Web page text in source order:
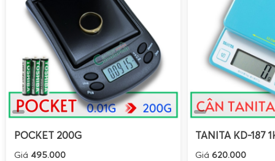
POCKET 200G
Giá 495.000
TANITA KD-187
Giá620.000